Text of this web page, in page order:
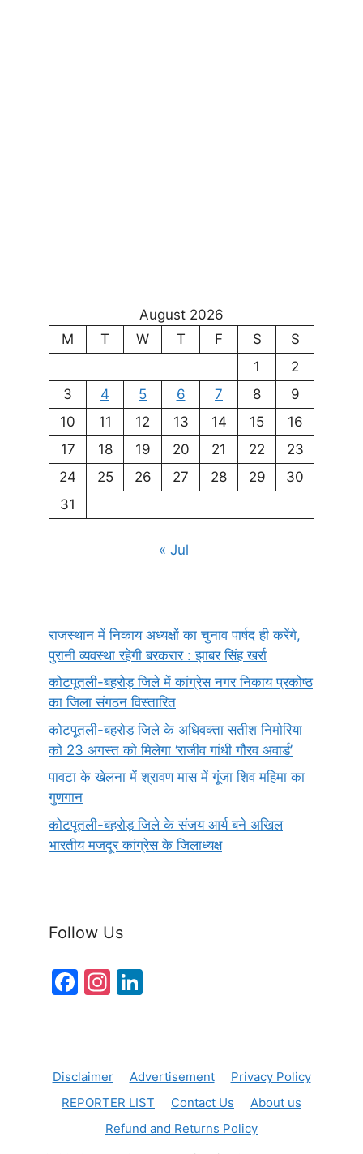
August 2026
M
T W T F S
S
1
2
3
4 5 6 7 8
9
10
11 12 13 14 15
16
17
18 19 20 21 22
23
24
25 26 27 28 29
30
31
« Jul
राजस्थान में निकाय अध्यक्षों का चुनाव पार्षद ही करेंगे,
पुरानी व्यवस्था रहेगी बरकरार : झाबर सिंह खर्रा
कोटपूतली-बहरोड़ जिले में कांग्रेस नगर निकाय प्रकोष्ठ
का जिला संगठन विस्तारित
कोटपूतली-बहरोड़ जिले के अधिवक्ता सतीश निमोरिया
को 23 अगस्त को मिलेगा ‘राजीव गांधी गौरव अवार्ड’
पावटा के खेलना में श्रावण मास में गूंजा शिव महिमा का
गुणगान
कोटपूतली-बहरोड़ जिले के संजय आर्य बने अखिल
भारतीय मजदूर कांग्रेस के जिलाध्यक्ष
Follow Us
F
b
o
In
a
m
dI
n
Disclaimer Advertisement
Privacy Policy
REPORTER LIST
Contact Us
About us
Refund and Returns Policy